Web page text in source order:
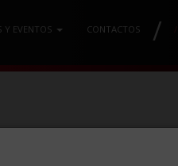
Y EVENTOS CONTACTOS / /